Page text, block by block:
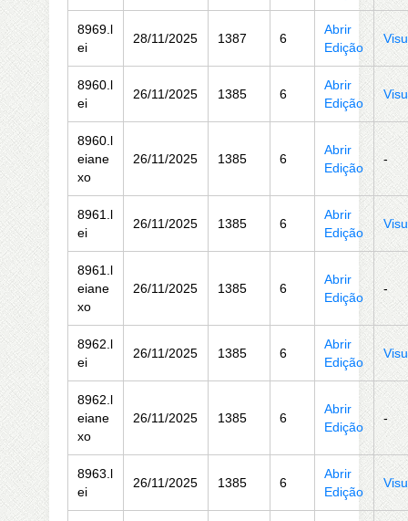
8969.l
ei
28/11/2025 1387 6
Abrir
Edição
8960.l
ei
26/11/2025 1385 6
Abrir
Edição
8960.l
eiane
xo
26/11/2025 1385 6
Abrir
Edição
-
8961.l
ei
26/11/2025 1385 6
Abrir
Edição
8961.l
eiane
xo
26/11/2025 1385 6
Abrir
Edição
-
8962.l
ei
26/11/2025 1385 6
Abrir
Edição
8962.l
eiane
xo
26/11/2025 1385 6
Abrir
Edição
-
8963.l
ei
26/11/2025 1385 6
Abrir
Edição